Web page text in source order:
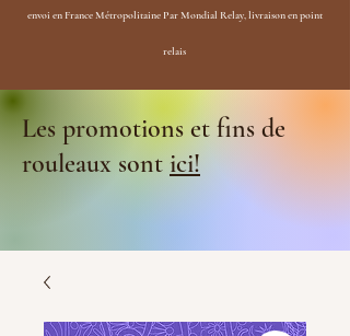
envoi en France Métropolitaine Par Mondial Relay, livraison en point
relais
Les promotions et fins de
rouleaux sontici!